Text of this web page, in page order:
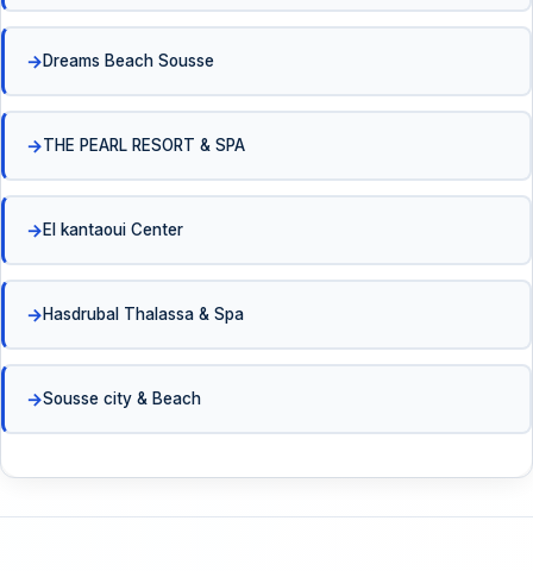
Dreams Beach Sousse
THE PEARL RESORT & SPA
El kantaoui Center
Hasdrubal Thalassa & Spa
Sousse city & Beach